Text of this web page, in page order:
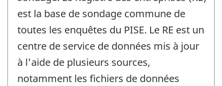
est la base de sondage commune de
toutes les enquêtes du PISE. Le RE est un
centre de service de données mis à jour
à l'aide de plusieurs sources,
notamment les fichiers de données